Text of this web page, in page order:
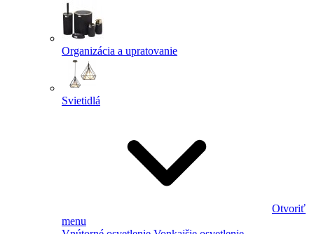
Organizácia a upratovanie
Svietidlá
Otvoriť
menu